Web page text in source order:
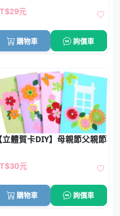
元
購物車 詢價車
袋
【立體賀卡DIY】母親節父親節材
元
購物車 詢價車